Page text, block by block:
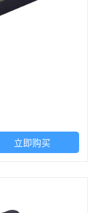
立即购买